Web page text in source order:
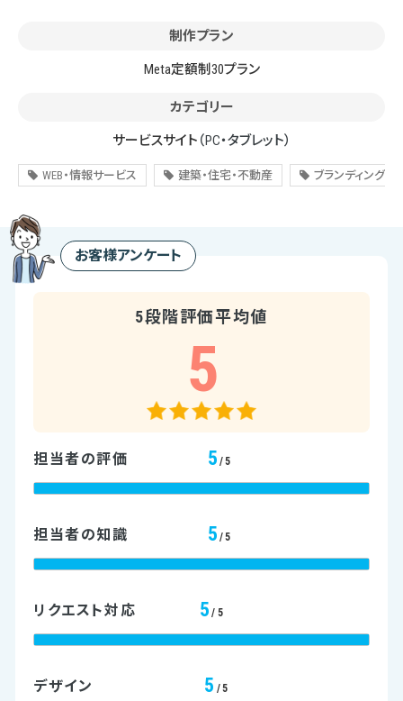
制作プラン
Meta定額制30プラン
カテゴリー
サービスサイト （PC・タブレット）
WEB・情報サービス 建築・住宅・不動産 ブランディング
お客様アンケート
5段階評価平均値
5
担当者の評価 5 /5
担当者の知識 5 /5
リクエスト対応 5/5
デザイン 5 /5